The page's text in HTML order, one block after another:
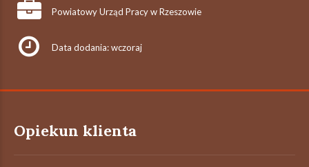
Powiatowy Urząd Pracy w Rzeszowie
Data dodania: wczoraj
Opiekun klienta